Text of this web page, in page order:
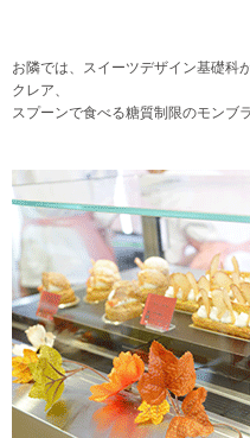
お隣では、スイーツデザイン基礎科
クレア、
スプーンで食べる糖質制限のモンブ